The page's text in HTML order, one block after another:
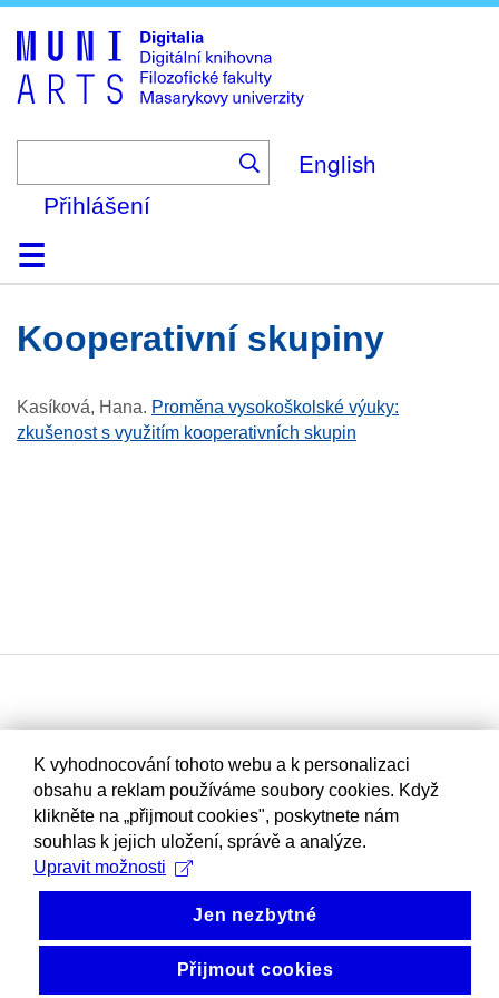
to
main
content
English
Přihlášení
DomůKolekce
Prohlížení
Vyhledávání
O platformě
Nápověda
KontaktDigitalia
kooperativní skupiny
Kasíková, Hana. Proměna vysokoškolské výuky:
zkušenost s využitím kooperativních skupin
K vyhodnocování tohoto webu a k personalizaci
obsahu a reklam používáme soubory cookies. Když
klikněte na „přijmout cookies", poskytnete nám
souhlas k jejich uložení, správě a analýze.
Upravit možnosti
Jen nezbytné
Přijmout cookies